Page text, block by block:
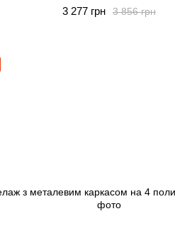
3 856 грн
3 277 грн